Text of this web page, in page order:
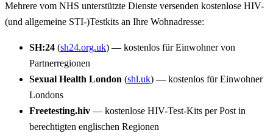
Mehrere vom NHS unterstützte Dienste versenden kostenlose HIV-
(und allgemeine STI-)Testkits an Ihre Wohnadresse:
SH:24 (sh24.org.uk) — kostenlos für Einwohner von
Partnerregionen
Sexual Health London (shl.uk) — kostenlos für Einwohner
Londons
Freetesting.hiv — kostenlose HIV-Test-Kits per Post in
berechtigten englischen Regionen